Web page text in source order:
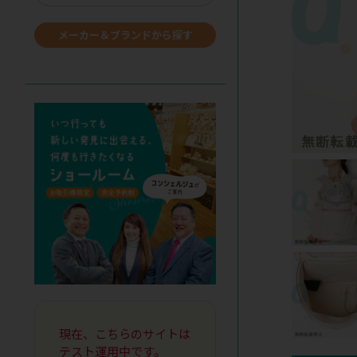
メーカー＆ブランドから探す
現在、こちらのサイトは
テスト運用中です。